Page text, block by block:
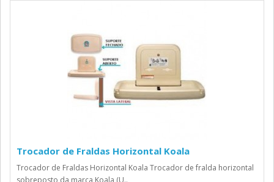
Trocador de Fraldas Horizontal Koala
Trocador de Fraldas Horizontal Koala Trocador de fralda horizontal
sobreposto da marca Koala (U..